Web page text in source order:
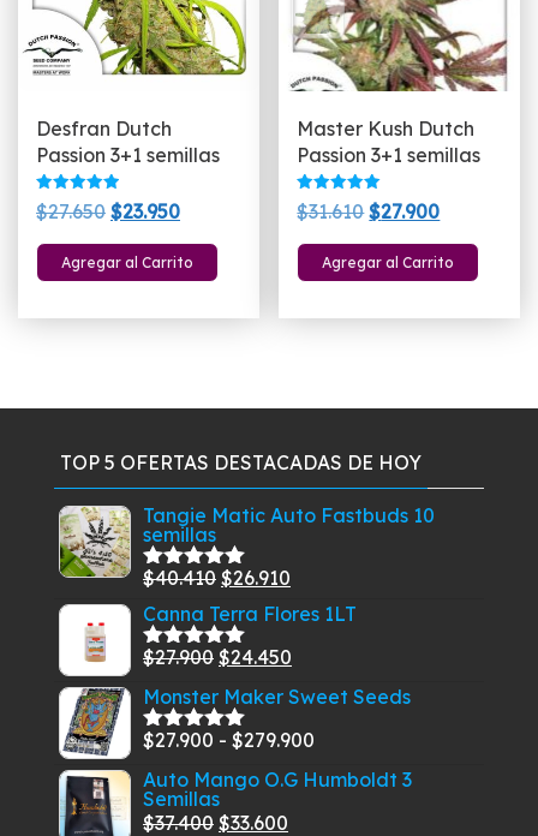
en
la
página
producto
Desfran Dutch
Passion 3+1 semillas
Valorado
con
de 5
$27.650 El
precio
original
$23.950El
precio
actual
Agregar al Carrito
Master Kush Dutch
Passion 3+1 semillas
Valorado
con
de 5
$31.610El
precio
original
$27.900El
precio
actual
Agregar al Carrito
TOP 5 OFERTAS DESTACADAS DE HOY
Tangie Matic Auto Fastbuds 10
semillas
Valorado
5
$40.410 El
precio
original
era:
$40.410.
$26.910
precio
es:
$26.910.
Canna Terra Flores 1LT
Valorado
5
$27.900 El
precio
original
era:
$27.900.
$24.450
precio
es:
$24.450.
Monster Maker Sweet Seeds
Valorado
5
$27.900 - $279.900
de
Auto Mango O.G Humboldt 3
Semillas
$37.400 El
$33.600